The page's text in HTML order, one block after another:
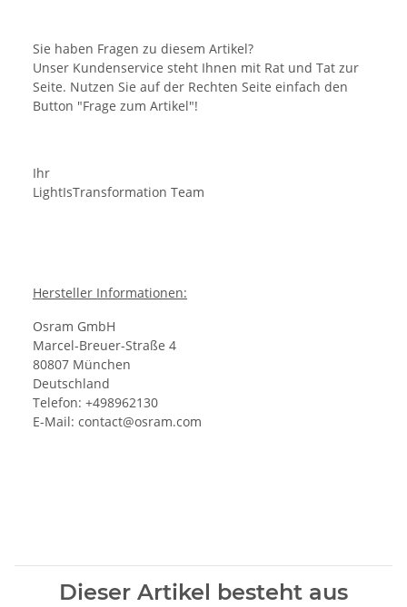
Sie haben Fragen zu diesem Artikel?
Unser Kundenservice steht Ihnen mit Rat und Tat zur
Seite. Nutzen Sie auf der Rechten Seite einfach den
Button "Frage zum Artikel"!
Ihr
LightIsTransformation Team
Hersteller Informationen:
Osram GmbH
Marcel-Breuer-Straße 4
80807 München
Deutschland
Telefon: +498962130
E-Mail: contact@osram.com
Dieser Artikel besteht aus